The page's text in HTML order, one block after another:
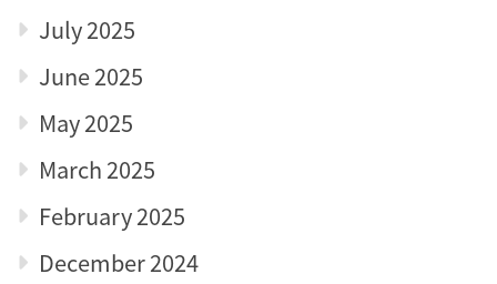
July 2025
June 2025
May 2025
March 2025
February 2025
December 2024